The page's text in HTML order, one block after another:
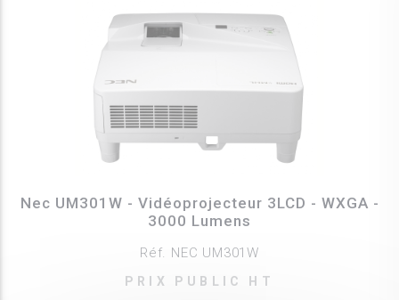
Nec UM301W - Vidéoprojecteur 3LCD - WXGA -
3000 Lumens
Réf. NEC UM301W
PRIX PUBLIC HT